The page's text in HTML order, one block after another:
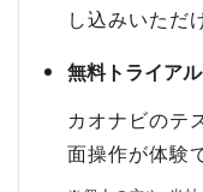
し込みいただ
無料トライアル
カオナビのテ
面操作が体験